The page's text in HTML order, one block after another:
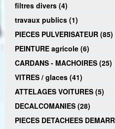
filtres divers (4)
travaux publics (1)
PIECES PULVERISATEUR (85)
PEINTURE agricole (6)
CARDANS - MACHOIRES (25)
VITRES / glaces (41)
ATTELAGES VOITURES (5)
DECALCOMANIES (28)
PIECES DETACHEES